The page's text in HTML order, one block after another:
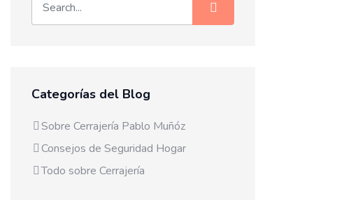
Categorías del Blog
Sobre Cerrajería Pablo Muñóz
Consejos de Seguridad Hogar
Todo sobre Cerrajería